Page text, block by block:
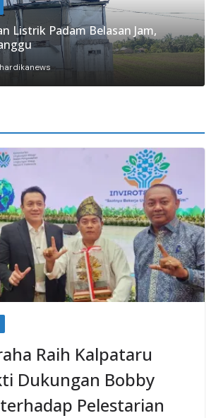
Listrik Padam Belasan Jam,
Raih Kalpataru
Dukungan Bobby
Pelestarian